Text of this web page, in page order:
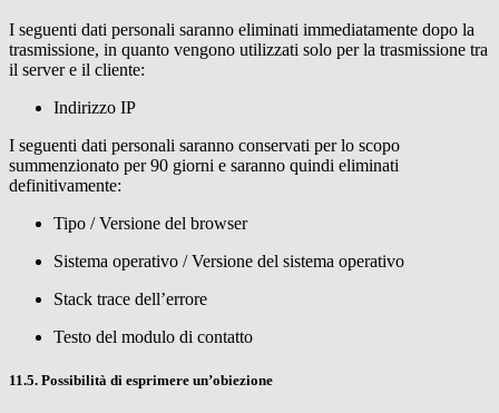
I seguenti dati personali saranno eliminati immediatamente dopo la
trasmissione, in quanto vengono utilizzati solo per la trasmissione tra
il server e il cliente:
Indirizzo IP
I seguenti dati personali saranno conservati per lo scopo
summenzionato per 90 giorni e saranno quindi eliminati
definitivamente:
Tipo / Versione del browser
Sistema operativo / Versione del sistema operativo
Stack trace dell’errore
Testo del modulo di contatto
11.5. Possibilità di esprimere un’obiezione